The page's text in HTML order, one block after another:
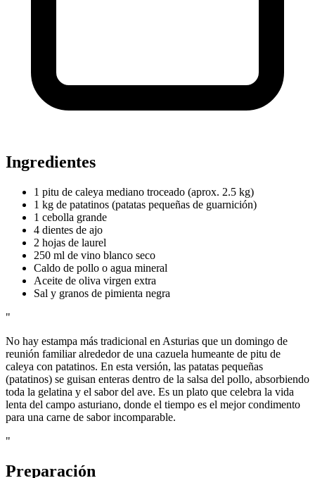
Ingredientes
1 pitu de caleya mediano troceado (aprox. 2.5 kg)
1 kg de patatinos (patatas pequeñas de guarnición)
1 cebolla grande
4 dientes de ajo
2 hojas de laurel
250 ml de vino blanco seco
Caldo de pollo o agua mineral
Aceite de oliva virgen extra
Sal y granos de pimienta negra
"
No hay estampa más tradicional en Asturias que un domingo de
reunión familiar alrededor de una cazuela humeante de pitu de
caleya con patatinos. En esta versión, las patatas pequeñas
(patatinos) se guisan enteras dentro de la salsa del pollo, absorbiendo
toda la gelatina y el sabor del ave. Es un plato que celebra la vida
lenta del campo asturiano, donde el tiempo es el mejor condimento
para una carne de sabor incomparable.
"
Preparación